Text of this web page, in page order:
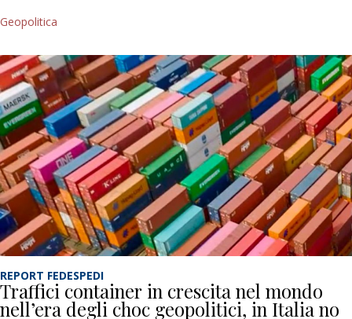
Geopolitica
REPORT FEDESPEDI
Traffici container in crescita nel mondo
nell’era degli choc geopolitici, in Italia no